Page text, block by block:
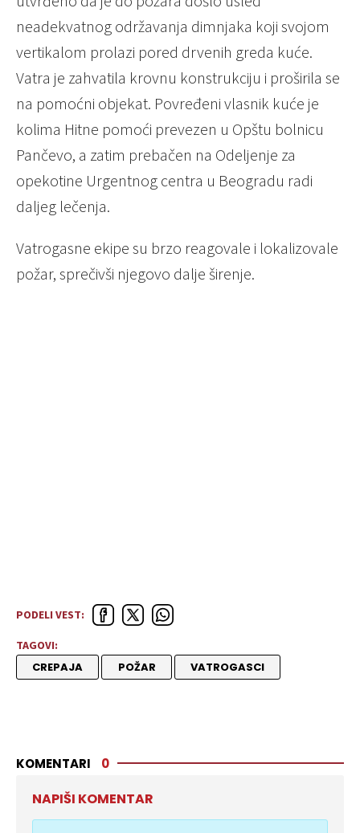
neadekvatnog održavanja dimnjaka koji svojom
vertikalom prolazi pored drvenih greda kuće.
Vatra je zahvatila krovnu konstrukciju i proširila se
na pomoćni objekat. Povređeni vlasnik kuće je
kolima Hitne pomoći prevezen u Opštu bolnicu
Pančevo, a zatim prebačen na Odeljenje za
opekotine Urgentnog centra u Beogradu radi
daljeg lečenja.
Vatrogasne ekipe su brzo reagovale i lokalizovale
požar, sprečivši njegovo dalje širenje.
PODELI VEST:
TAGOVI:
CREPAJA POŽAR VATROGASCI
KOMENTARI 0
NAPIŠI KOMENTAR